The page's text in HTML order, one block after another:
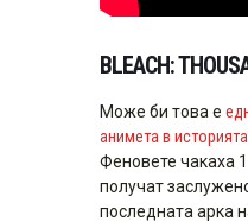
BLEACH:
Може би това е
анимета в
Феновете чакаха
получат
последната арка